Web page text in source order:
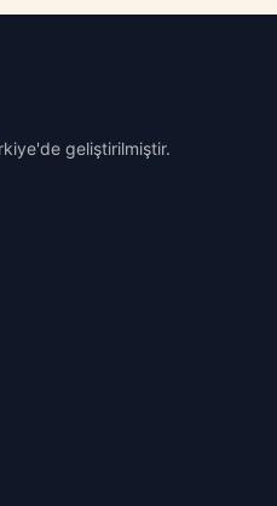
geliştirilmiştir.